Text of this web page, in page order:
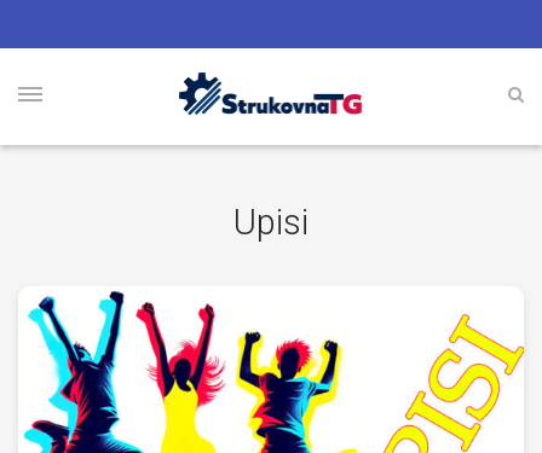
Upisi